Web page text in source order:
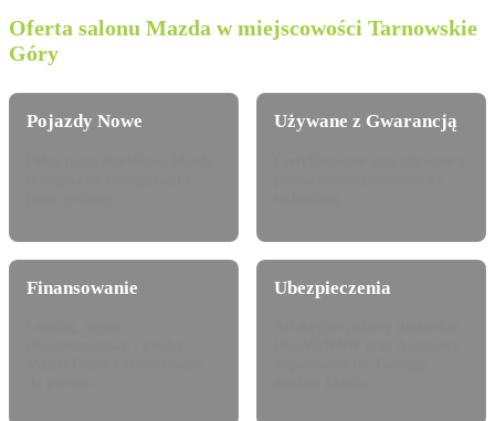
Oferta salonu Mazda w miejscowości Tarnowskie
Góry
Pojazdy Nowe Używane z Gwarancją
Finansowanie Ubezpieczenia